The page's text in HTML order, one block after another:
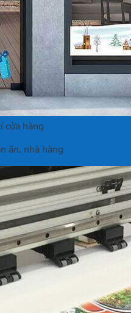
cửa hàng
ăn, nhà hàng